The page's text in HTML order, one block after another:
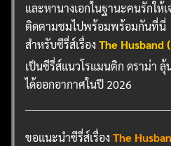
และหานางเอกในฐานะคนรักให้
ติดตามชมไปพร้อมพร้อมกันที่นี่
สำหรับซีรี่ส์เรื่องThe
เป็นซีรี่ส์แนวโรแมนติก ดราม่า
ได้ออกอากาศในปี 2026
ขอแนะนำซีรี่ส์เรื่อง The